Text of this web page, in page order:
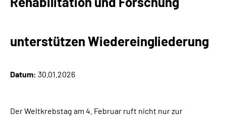
Über uns
Online-Services
unterstützen Wiedereingliederung
Datum: 30.01.2026
Der Weltkrebstag am 4. Februar ruft nicht nur zur